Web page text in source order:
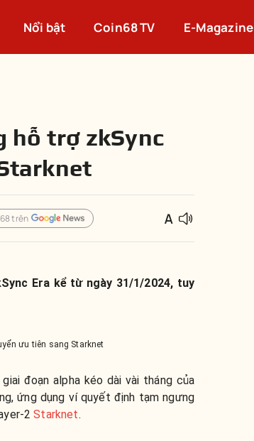
Nổi bật Coin68 TV E-Magazine
hỗ trợ zkSync
trên
Era kể từ ngày 31/1/2024, tuy
ưu tiên sang Starknet
đoạn alpha kéo dài vài tháng của
ứng dụng ví quyết định tạm ngưng
2Starknet.